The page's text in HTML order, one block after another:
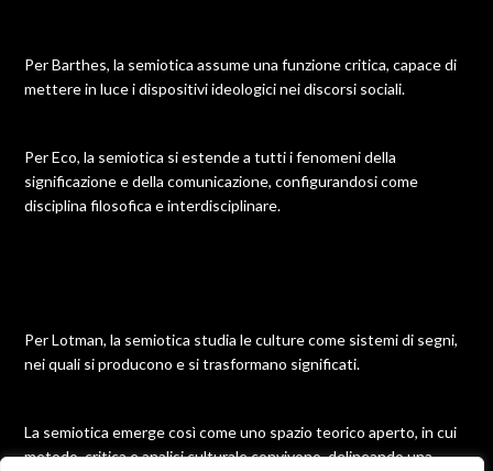
Per Barthes, la semiotica assume una funzione critica, capace di
mettere in luce i dispositivi ideologici nei discorsi sociali.
Per Eco, la semiotica si estende a tutti i fenomeni della
significazione e della comunicazione, configurandosi come
disciplina filosofica e interdisciplinare.
Per Lotman, la semiotica studia le culture come sistemi di segni,
nei quali si producono e si trasformano significati.
La semiotica emerge così come uno spazio teorico aperto, in cui
metodo, critica e analisi culturale convivono, delineando una